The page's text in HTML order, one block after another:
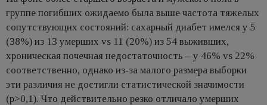
группе погибших ожидаемо была выше частота тяжелых
сопутствующих состояний: сахарный диабет имелся у 5
(38%) из 13 умерших vs 11 (20%) из 54 выживших,
хроническая почечная недостаточность – у 46% vs 22%
соответственно, однако из-за малого размера выборки
эти различия не достигли статистической значимости
(p>0,1). Что действительно резко отличало умерших